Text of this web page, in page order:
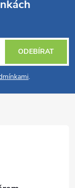
.
ODEBÍRAT